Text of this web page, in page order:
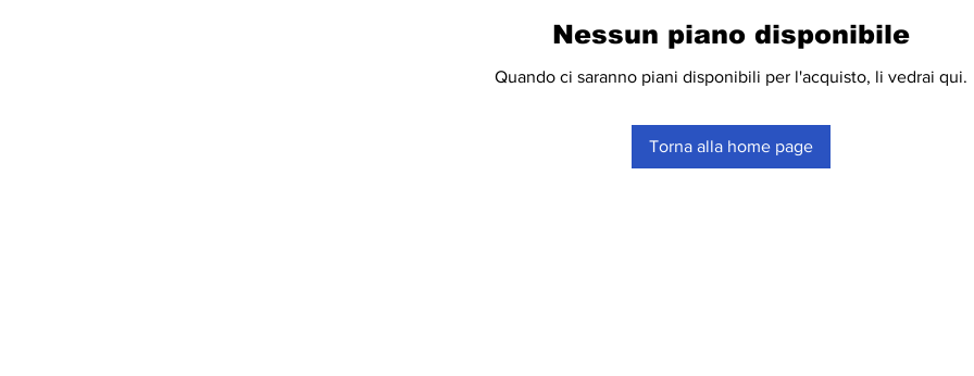
Nessun piano disponibile
Quando ci saranno piani disponibili per l'acquisto, li vedrai qui.
Torna alla home page